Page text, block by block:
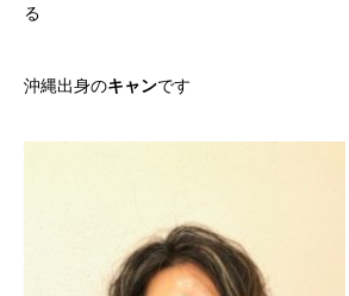
る
沖縄出身のキャンです